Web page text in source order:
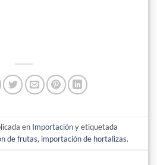
en Importacióny etiquetada
de frutas, importación de hortalizas.